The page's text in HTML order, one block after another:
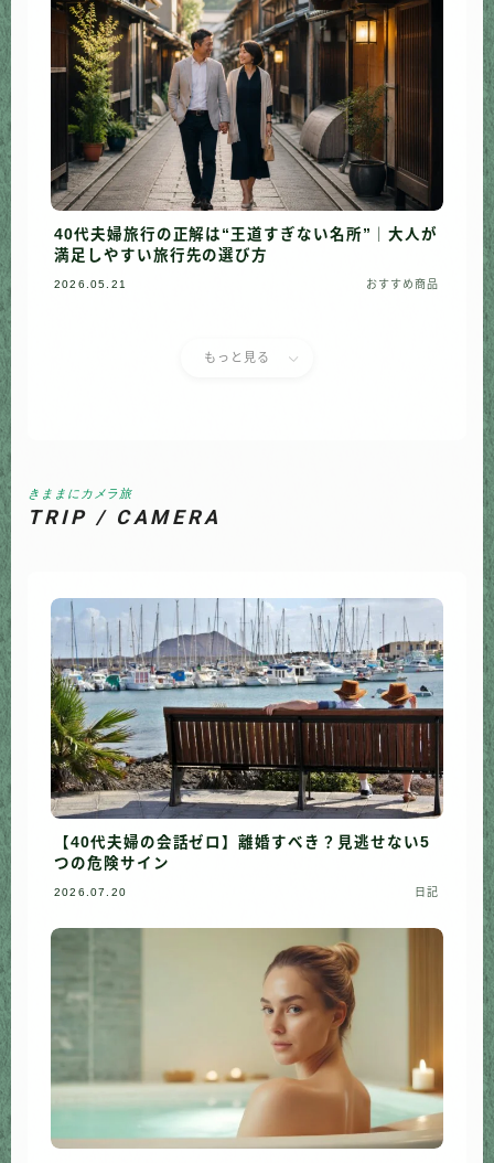
40代夫婦旅行の正解は“王道すぎない名所”｜大人が
満足しやすい旅行先の選び方
2026.05.21 おすすめ商品
もっと見る
きままにカメラ旅
TRIP / CAMERA
【40代夫婦の会話ゼロ】離婚すべき？見逃せない5
つの危険サイン
2026.07.20 日記